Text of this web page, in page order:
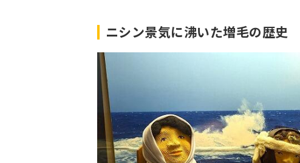
ニシン景気に沸いた増毛の歴史